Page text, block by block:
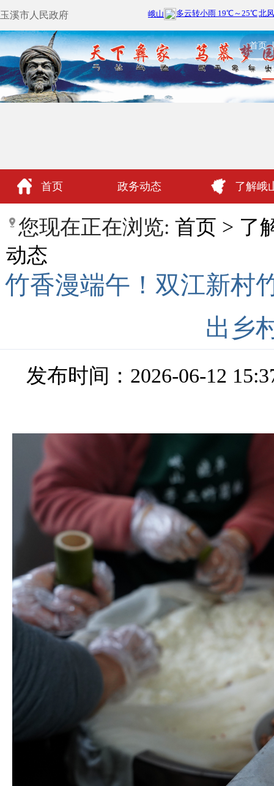
玉溪市人民政府
首页
首页 政务动态 了解峨
政民互动
您现在正在浏览: 首页 > 了
动态
竹香漫端午！双江新村
出乡
发布时间：2026-06-12